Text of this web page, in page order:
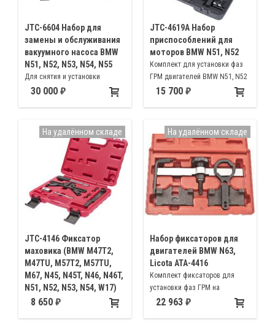
JTC-6604 Набор для
замены и обслуживания
вакуумного насоса BMW
N51, N52, N53, N54, N55
Для снятия и установки
масляного и вакуумного насоса
N54, N55
30 000
JTC-4619A Набор
приспособлений для
моторов BMW N51, N52
Комплект для установки фаз
ГРМ двигателей BMW N51, N52
15 700
JTC-4146 Фиксатор
маховика (BMW M47T2,
M47TU, M57T2, M57TU,
M67, N45, N45T, N46, N46T,
N51, N52, N53, N54, W17)
Для удерживания маховика от
8 650
На удалённом складе
Набор фиксаторов для
двигателей BMW N63,
Licota ATA-4416
Комплект фиксаторов для
установки фаз ГРМ на
автомобилях марки BMW с
22 963
На удалённом складе